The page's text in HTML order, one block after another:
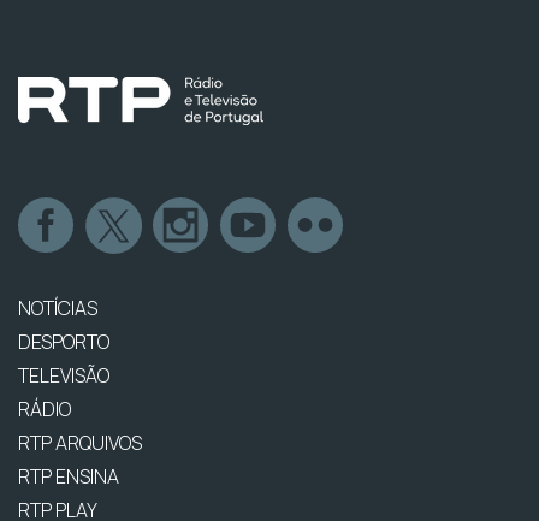
NOTÍCIAS
DESPORTO
TELEVISÃO
RÁDIO
RTP ARQUIVOS
RTP ENSINA
RTP PLAY